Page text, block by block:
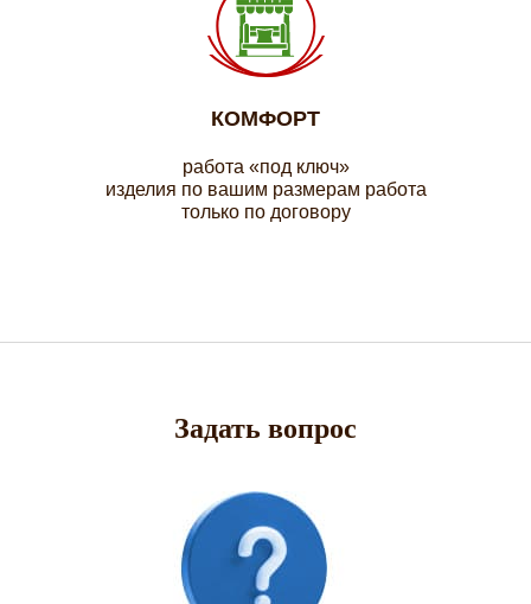
КОМФОРТ
работа «под ключ»
изделия по вашим размерам работа
только по договору
Задать вопрос